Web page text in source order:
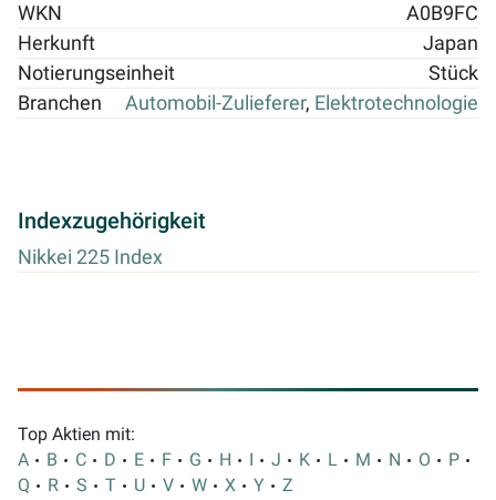
WKN
A0B9FC
Herkunft
Japan
Notierungseinheit
Stück
Branchen
Automobil-Zulieferer, Elektrotechnologie
Indexzugehörigkeit
Nikkei 225 Index
Top Aktien mit:
A
B C D E F G H I J K L M N O
P
Q
R S T U V W X Y Z